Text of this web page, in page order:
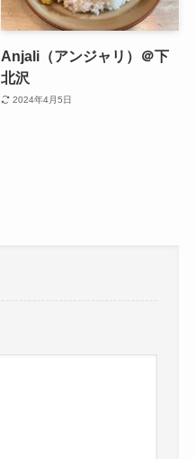
Anjali（アンジャリ）＠下
北沢
2024年4月5日